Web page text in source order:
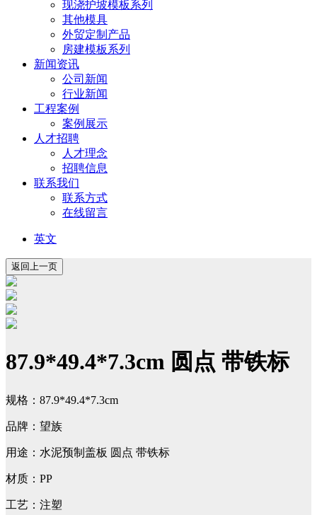
现浇护坡模板系列
其他模具
外贸定制产品
房建模板系列
新闻资讯
公司新闻
行业新闻
工程案例
案例展示
人才招聘
人才理念
招聘信息
联系我们
联系方式
在线留言
英文
87.9*49.4*7.3cm 圆点 带铁标
规格：87.9*49.4*7.3cm
品牌：望族
用途：水泥预制盖板 圆点 带铁标
材质：PP
工艺：注塑